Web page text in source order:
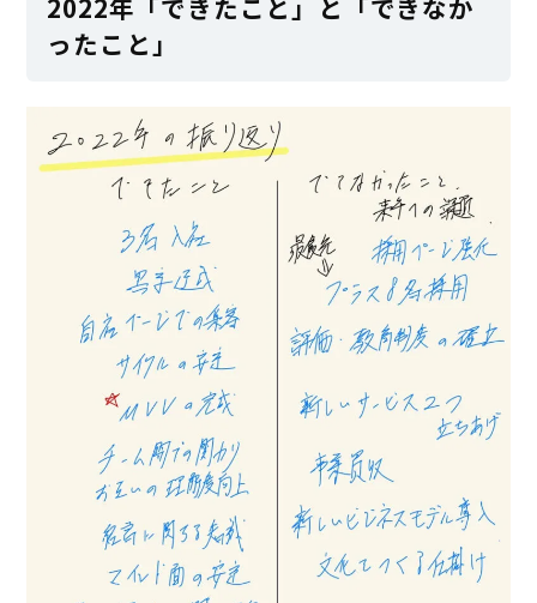
2022年「できたこと」と「できなか
ったこと」